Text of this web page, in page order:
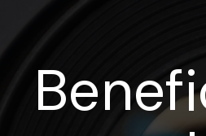
Para iniciar sesión
https://
Dirección de correo